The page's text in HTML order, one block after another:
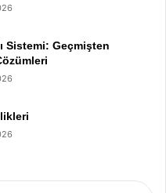
Sistemi: Geçmişten